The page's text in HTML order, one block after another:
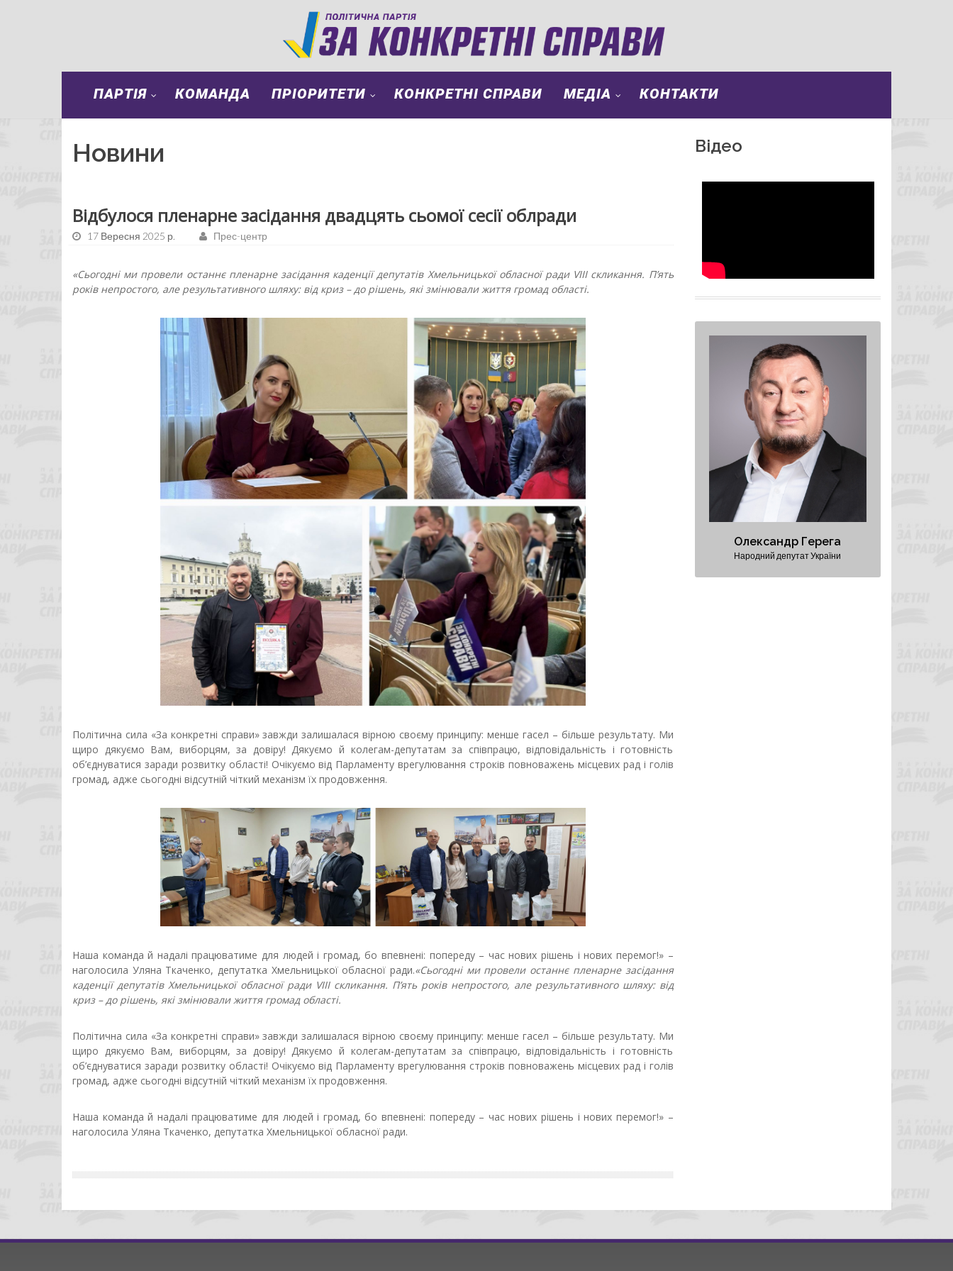
ПАРТІЯ КОМАНДА ПРІОРИТЕТИ КОНКРЕТНІ СПРАВИ МЕДІА КОНТАКТИ
Новини
Відбулося пленарне засідання двадцять сьомої сесії облради
17 Вересня 2025 р. Прес-центр
«Сьогодні ми провели останнє пленарне засідання каденції депутатів Хмельницької обласної ради VIII скликання. П’ять
років непростого, але результативного шляху: від криз – до рішень, які змінювали життя громад області.
Політична сила «За конкретні справи» завжди залишалася вірною своєму принципу: менше гасел – більше результату. Ми
щиро дякуємо Вам, виборцям, за довіру! Дякуємо й колегам-депутатам за співпрацю, відповідальність і готовність
об’єднуватися заради розвитку області! Очікуємо від Парламенту врегулювання строків повноважень місцевих рад і голів
громад, адже сьогодні відсутній чіткий механізм їх продовження.
Наша команда й надалі працюватиме для людей і громад, бо впевнені: попереду – час нових рішень і нових перемог!» –
наголосила Уляна Ткаченко, депутатка Хмельницької обласної ради.«Сьогодні ми провели останнє пленарне засідання
каденції депутатів Хмельницької обласної ради VIII скликання. П’ять років непростого, але результативного шляху: від
криз – до рішень, які змінювали життя громад області.
Політична сила «За конкретні справи» завжди залишалася вірною своєму принципу: менше гасел – більше результату. Ми
щиро дякуємо Вам, виборцям, за довіру! Дякуємо й колегам-депутатам за співпрацю, відповідальність і готовність
об’єднуватися заради розвитку області! Очікуємо від Парламенту врегулювання строків повноважень місцевих рад і голів
громад, адже сьогодні відсутній чіткий механізм їх продовження.
Наша команда й надалі працюватиме для людей і громад, бо впевнені: попереду – час нових рішень і нових перемог!» –
наголосила Уляна Ткаченко, депутатка Хмельницької обласної ради.
Відео
Олександр Герега
Народний депутат України
Олександр Герега
Народний депутат України
Президент Федерації важкої
атлетики України
Перший віцепрезидент
Федерації волейболу України
Персональний сайт